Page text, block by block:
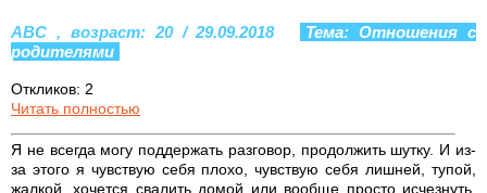
ABC , возраст: 20 / 29.09.2018
Тема: Отношения с
родителями
Откликов: 2
Читать полностью
Я не всегда могу поддержать разговор, продолжить шутку. И из-
за этого я чувствую себя плохо, чувствую себя лишней, тупой,
жалкой, хочется свалить домой или вообще просто исчезнуть.